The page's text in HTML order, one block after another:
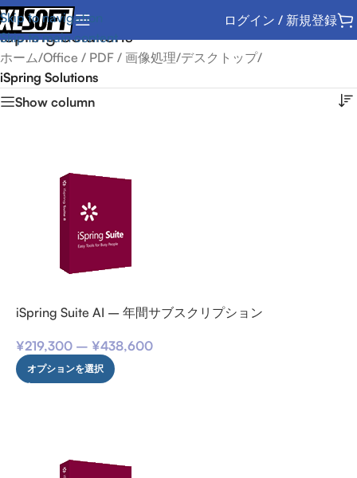
Skip to navigation
Skip to main content
ログイン / 新規登録
iSpring Solutions
ホーム/Office / PDF / 画像処理/デスクトップ/
iSpring Solutions
Show column
iSpring Suite AI – 年間サブスクリプション
¥219,300 – ¥438,600
オプションを選択